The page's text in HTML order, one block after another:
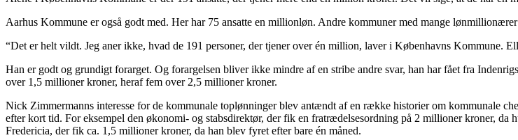
Aarhus Kommune er også godt med. Her har 75 ansatte en millionløn. Andre kommuner med mange
“Det er helt vildt. Jeg aner ikke, hvad de 191 personer, der tjener over én million, laver i Københavns Kommune.
Han er godt og grundigt forarget. Og forargelsen bliver ikke mindre af en stribe andre svar, han har fået fra
over 1,5 millioner kroner, heraf fem over 2,5 millioner kroner.
Nick Zimmermanns interesse for de kommunale toplønninger blev antændt af en række historier om kommunale
efter kort tid. For eksempel den økonomi- og stabsdirektør, der fik en fratrædelsesordning på 2 millioner kroner,
Fredericia, der fik ca. 1,5 millioner kroner, da han blev fyret efter bare én måned.